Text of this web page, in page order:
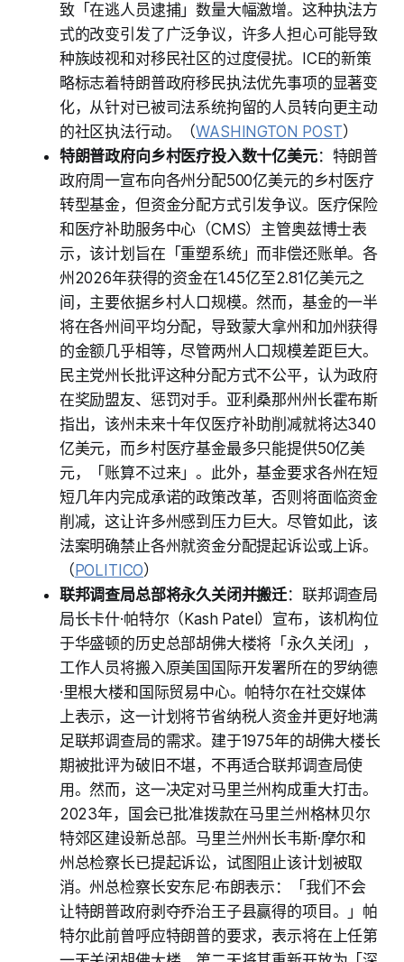
致「在逃人员逮捕」数量大幅激增。这种执法方
式的改变引发了广泛争议，许多人担心可能导致
种族歧视和对移民社区的过度侵扰。ICE的新策
略标志着特朗普政府移民执法优先事项的显著变
化，从针对已被司法系统拘留的人员转向更主动
的社区执法行动。（WASHINGTON POST）
特朗普政府向乡村医疗投入数十亿美元：特朗普
政府周一宣布向各州分配500亿美元的乡村医疗
转型基金，但资金分配方式引发争议。医疗保险
和医疗补助服务中心（CMS）主管奥兹博士表
示，该计划旨在「重塑系统」而非偿还账单。各
州2026年获得的资金在1.45亿至2.81亿美元之
间，主要依据乡村人口规模。然而，基金的一半
将在各州间平均分配，导致蒙大拿州和加州获得
的金额几乎相等，尽管两州人口规模差距巨大。
民主党州长批评这种分配方式不公平，认为政府
在奖励盟友、惩罚对手。亚利桑那州州长霍布斯
指出，该州未来十年仅医疗补助削减就将达340
亿美元，而乡村医疗基金最多只能提供50亿美
元，「账算不过来」。此外，基金要求各州在短
短几年内完成承诺的政策改革，否则将面临资金
削减，这让许多州感到压力巨大。尽管如此，该
法案明确禁止各州就资金分配提起诉讼或上诉。
（ POLITICO）
联邦调查局总部将永久关闭并搬迁：联邦调查局
局长卡什·帕特尔（Kash Patel）宣布，该机构位
于华盛顿的历史总部胡佛大楼将「永久关闭」，
工作人员将搬入原美国国际开发署所在的罗纳德
·里根大楼和国际贸易中心。帕特尔在社交媒体
上表示，这一计划将节省纳税人资金并更好地满
足联邦调查局的需求。建于1975年的胡佛大楼长
期被批评为破旧不堪，不再适合联邦调查局使
用。然而，这一决定对马里兰州构成重大打击。
2023年，国会已批准拨款在马里兰州格林贝尔
特郊区建设新总部。马里兰州州长韦斯·摩尔和
州总检察长已提起诉讼，试图阻止该计划被取
消。州总检察长安东尼·布朗表示：「我们不会
让特朗普政府剥夺乔治王子县赢得的项目。」帕
特尔此前曾呼应特朗普的要求，表示将在上任第